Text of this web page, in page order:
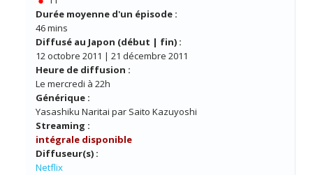
Durée moyenne d'un épisode :
46 mins
Diffusé au Japon (début | fin) :
12 octobre 2011 | 21 décembre 2011
Heure de diffusion :
Le mercredi à 22h
Générique :
Yasashiku Naritai par Saito Kazuyoshi
Streaming :
intégrale disponible
Diffuseur(s) :
Netflix